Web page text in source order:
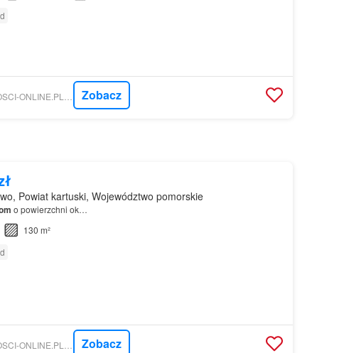
NIERUCHOMOSCI-ONLINE.PL - AGHOUSE NIERUCHOMOŚCI Zobacz
Powiat kartuski, Województwo pomorskie
o powierzchni ok…
130 m²
NIERUCHOMOSCI-ONLINE.PL - BIURO NIERUCHOMOŚCI VIEW GRZEGORZ MRÓZ Zobacz